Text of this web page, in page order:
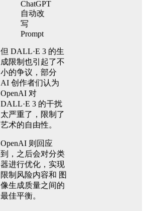
但 DALL·E 3 的生
成限制也引起了不
小的争议，部分
AI 创作者们认为
OpenAI 对
DALL·E 3 的干扰
太严重了，限制了
艺术的自由性。
OpenAI 则回应
到，之后会对分类
器进行优化，实现
限制风险内容和 图
像生成质量之间的
最佳平衡。